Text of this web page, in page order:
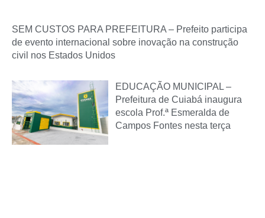
SEM CUSTOS PARA PREFEITURA – Prefeito participa
de evento internacional sobre inovação na construção
civil nos Estados Unidos
EDUCAÇÃO MUNICIPAL –
Prefeitura de Cuiabá inaugura
escola Prof.ª Esmeralda de
Campos Fontes nesta terça